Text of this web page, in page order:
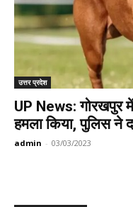
उत्तर प्रदेश
UP News: गोरखपुर
हमला किया, पुलिस ने
admin - 03/03/2023